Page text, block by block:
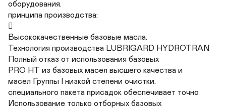
оборудования.
принципа производства:
Высококачественные базовые масла.
Технология производства LUBRIGARD HYDROTRAN
Полный отказ от использования базовых
PRO HT из базовых масел высшего качества и
масел Группы I низкой степени очистки.
специального пакета присадок обеспечивает точно
Использование только отборных базовых